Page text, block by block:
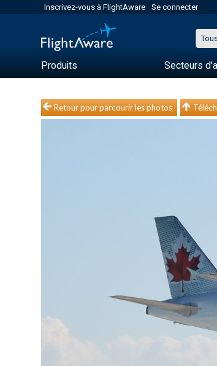
Inscrivez-vous à FlightAware Se connecter
Produits Secteurs
Retour pour parcourir les photos